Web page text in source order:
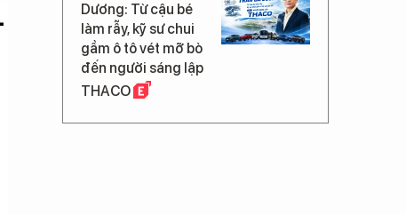
Dương: Từ cậu bé
làm rẫy, kỹ sư chui
gầm ô tô vét mỡ bò
đến người sáng lập
THACO